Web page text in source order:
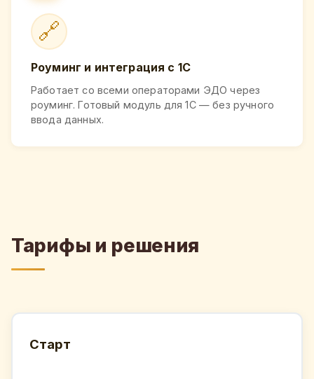
🔗
Роуминг и интеграция с 1С
Работает со всеми операторами ЭДО через
роуминг. Готовый модуль для 1С — без ручного
ввода данных.
Тарифы и решения
Старт